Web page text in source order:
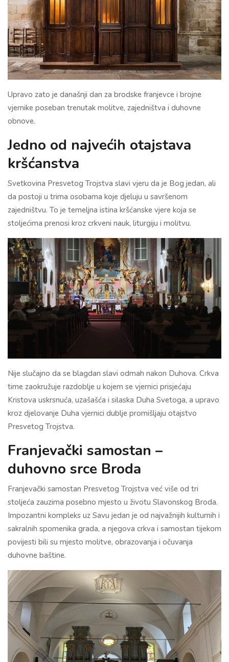
Upravo zato je današnji dan za brodske franjevce i brojne
vjernike poseban trenutak molitve, zajedništva i duhovne
obnove.
Jedno od najvećih otajstava
kršćanstva
Svetkovina Presvetog Trojstva slavi vjeru da je Bog jedan, ali
da postoji u trima osobama koje djeluju u savršenom
zajedništvu. To je temeljna istina kršćanske vjere koja se
stoljećima prenosi kroz crkveni nauk, liturgiju i molitvu.
Nije slučajno da se blagdan slavi odmah nakon Duhova. Crkva
time zaokružuje razdoblje u kojem se vjernici prisjećaju
Kristova uskrsnuća, uzašašća i silaska Duha Svetoga, a upravo
kroz djelovanje Duha vjernici dublje promišljaju otajstvo
Presvetog Trojstva.
Franjevački samostan –
duhovno srce Broda
Franjevački samostan Presvetog Trojstva već više od tri
stoljeća zauzima posebno mjesto u životu Slavonskog Broda.
Impozantni kompleks uz Savu jedan je od najvažnijih kulturnih i
sakralnih spomenika grada, a njegova crkva i samostan tijekom
povijesti bili su mjesto molitve, obrazovanja i očuvanja
duhovne baštine.